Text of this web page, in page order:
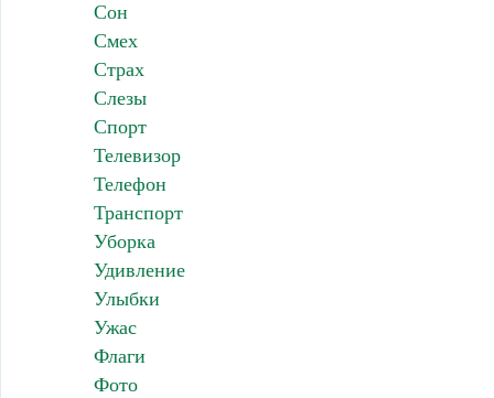
Сон
Смех
Страх
Слезы
Спорт
Телевизор
Телефон
Транспорт
Уборка
Удивление
Улыбки
Ужас
Флаги
Фото